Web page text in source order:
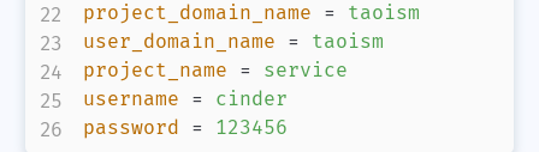
project_domain_name =
taoism
user_domain_name =
taoism
project_name =
service
username =
cinder
password = 123456